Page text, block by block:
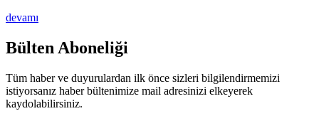
devamı
Bülten Aboneliği
Tüm haber ve duyurulardan ilk önce sizleri bilgilendirmemizi
istiyorsanız haber bültenimize mail adresinizi elkeyerek
kaydolabilirsiniz.